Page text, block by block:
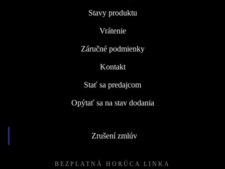
Stavy produktu
Vrátenie
Záručné podmienky
Kontakt
Stať sa predajcom
Opýtať sa na stav dodania
Zrušení zmlúv
BEZPLATNÁ HORÚCA LINKA